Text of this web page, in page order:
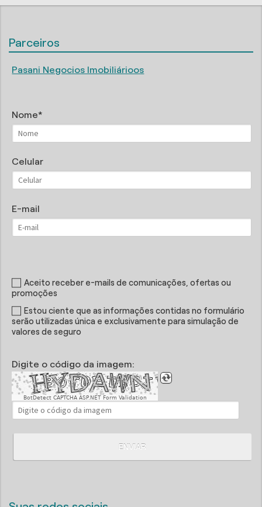
Parceiros
Pasani Negocios Imobiliárioos
Nome
Celular
E-mail
Aceito receber e-mails de comunicações, ofertas ou
promoções
Estou ciente que as informações contidas no formulário
serão utilizadas única e exclusivamente para simulação de
valores de seguro
Digite o código da imagem:
BotDetect CAPTCHA ASP.NET Form Validation
ENVIAR